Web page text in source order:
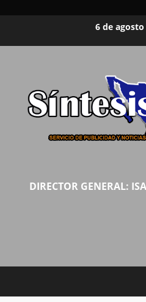
6 de agosto
DIRECTOR GENERAL: